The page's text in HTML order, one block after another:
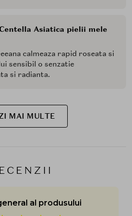
Asiatica pielii mele
calmeaza rapid roseata si
sensibil o senzatie
si radianta.
MAI MULTE
al produsului